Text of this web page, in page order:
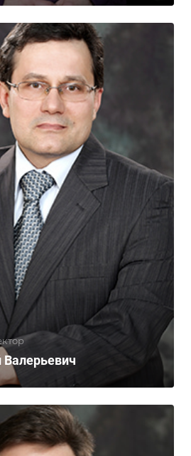
Валерьевич